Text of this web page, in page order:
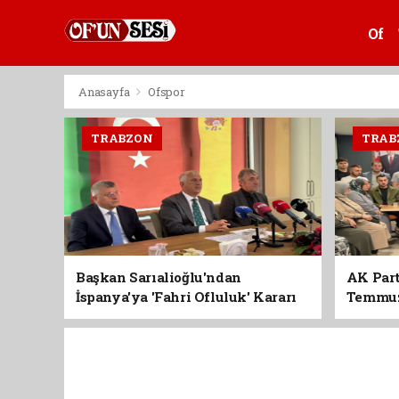
Of
Anasayfa Ofspor
TRABZON
Başkan Sarıalioğlu'ndan
İspanya'ya 'Fahri Ofluluk' Kararı
AK
Birlik